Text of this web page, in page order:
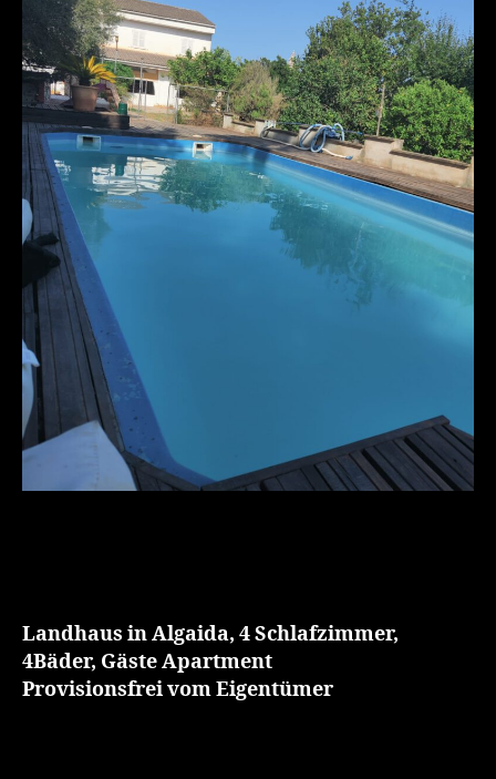
Landhaus in Algaida, 4 Schlafzimmer,
4Bäder, Gäste Apartment
Provisionsfrei vom Eigentümer